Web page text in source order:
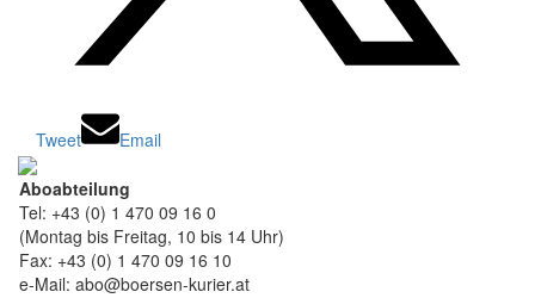
Tweet Email
Aboabteilung
Tel: +43 (0) 1 470 09 16 0
(Montag bis Freitag, 10 bis 14 Uhr)
Fax: +43 (0) 1 470 09 16 10
e-Mail: abo@boersen-kurier.at